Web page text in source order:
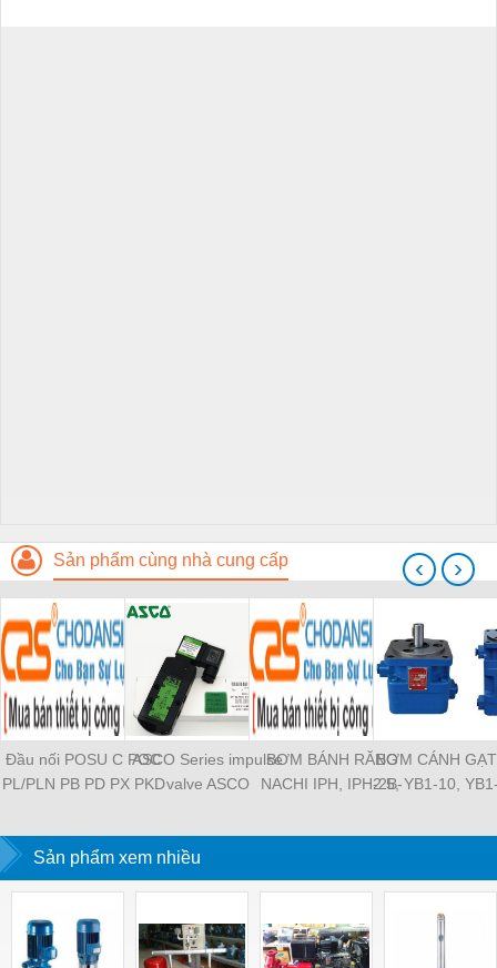
Sản phẩm cùng nhà cung cấp
Đầu nối POSU C POC
PL/PLN PB PD PX PKD
PLF PMF PTL SL SS
SCA SAFS SASF HVFS
HVSF PU PV PE PY
HVFF PLJ PYJ PP PG
PEG PW PGJ PPGJ
ASCO Series impulse
valve ASCO
SCG353A044 ASCO
SCG353A047 ASCO
SCG353A050 ASCO
SXE353.060
BƠM BÁNH RĂNG
NACHI IPH, IPH-2B-
IPH-2A-5-11, IPH-5A-
IPH-5B-50-LT-11, IPH-
100-L-11, IPH-5A-40-
11
BƠM CÁNH
2.5, YB1-10,
100/16 YB1-
YB1-40/12 YB1-
‹ ›
Sản phẩm xem nhiều